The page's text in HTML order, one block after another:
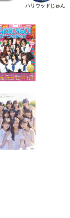
ハリウッドじゅん